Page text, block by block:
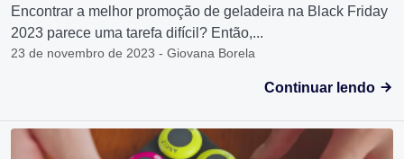
Encontrar a melhor promoção de geladeira na Black Friday
2023 parece uma tarefa difícil? Então,...
23 de novembro de 2023 - Giovana Borela
Continuar lendo